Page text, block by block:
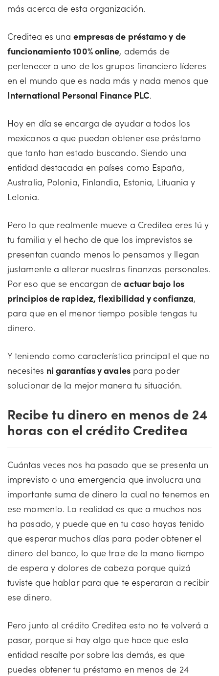
más acerca de esta organización.
Creditea es unaempresas de préstamo y de
funcionamiento 100% online, además de
pertenecer a uno de los grupos financiero líderes
en el mundo que es nada más y nada menos que
International Personal Finance PLC.
Hoy en día se encarga de ayudar a todos los
mexicanos a que puedan obtener ese préstamo
que tanto han estado buscando. Siendo una
entidad destacada en países como España,
Australia, Polonia, Finlandia, Estonia, Lituania y
Letonia.
Pero lo que realmente mueve a Creditea eres tú y
tu familia y el hecho de que los imprevistos se
presentan cuando menos lo pensamos y llegan
justamente a alterar nuestras finanzas personales.
Por eso que se encargan deactuar bajo los
principios de rapidez, flexibilidad y confianza,
para que en el menor tiempo posible tengas tu
dinero.
Y teniendo como característica principal el que no
necesites ni garantías y avalespara poder
solucionar de la mejor manera tu situación.
Recibe tu dinero en menos de 24
horas con el crédito Creditea
Cuántas veces nos ha pasado que se presenta un
imprevisto o una emergencia que involucra una
importante suma de dinero la cual no tenemos en
ese momento. La realidad es que a muchos nos
ha pasado, y puede que en tu caso hayas tenido
que esperar muchos días para poder obtener el
dinero del banco, lo que trae de la mano tiempo
de espera y dolores de cabeza porque quizá
tuviste que hablar para que te esperaran a recibir
ese dinero.
Pero junto al crédito Creditea esto no te volverá a
pasar, porque si hay algo que hace que esta
entidad resalte por sobre las demás, es que
puedes obtener tu préstamo en menos de 24